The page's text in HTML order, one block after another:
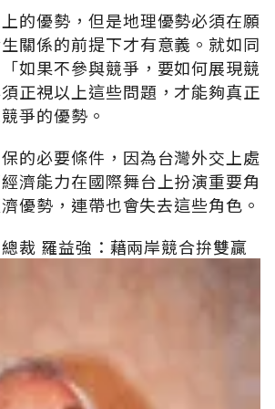
的優勢，但是地理優勢必須在願
關係的前提下才有意義。就如同
如果不參與競爭，要如何展現競
正視以上這些問題，才能夠真正
爭的優勢。
的必要條件，因為台灣外交上處
濟能力在國際舞台上扮演重要角
優勢，連帶也會失去這些角色。
裁 羅益強：藉兩岸競合拚雙贏